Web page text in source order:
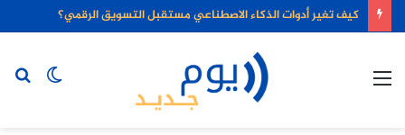
كيف تغير أدوات الذكاء الاصطناعي مستقبل التسويق الرقمي؟
الوضع